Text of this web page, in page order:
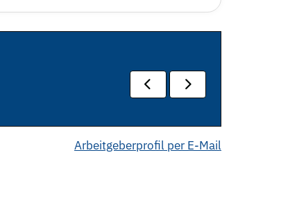
Arbeitgeberprofil per E-Mail